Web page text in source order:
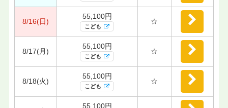
8/16(日)
55,100円
こども
☆
8/17(月)
55,100円
こども
☆
8/18(火)
55,100円
こども
☆
55,100円